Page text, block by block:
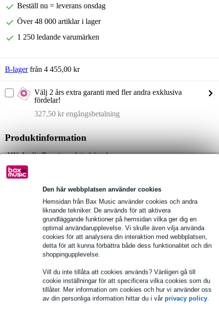
Den här webbplatsen använder cookies
Hemsidan från Bax Music använder cookies och andra
liknande tekniker. De används för att aktivera
grundläggande funktioner på hemsidan vilka ger dig en
optimal användarupplevelse. Vi skulle även vilja använda
cookies för att analysera din interaktion med webbplatsen,
detta för att kunna förbättra både dess funktionalitet och din
shoppingupplevelse.
Vill du inte tillåta att cookies används? Vänligen gå till
cookie inställningar för att specificera vilka cookies som du
tillåter. Mer information om cookies och hur vi använder oss
av din personliga information hittar du i vår privacy policy.
Beställ nu = leverans onsdag
Över 48 000 artiklar i lager
1 250 ledande varumärken
B-lagerfrån 4 455,00 kr
Välj 2 års extra garanti med fler andra exklusiva
fördelar!
327,50 kr engångsbetalning
Produktinformation
HK Audio Premium aktiv högtalare
Modell: PR:O 110 XD2
SPL:
Max. SPL @ 10 % THD: 122 dB halv rymd
Max. SPL-topp @ 10 % THD: 131 dB halva utrymmet
Max SPL beräknat: 133 dB halvytan
Fullständiga specifikationer
Se även (2)